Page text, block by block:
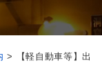
>
【軽自動車等】出